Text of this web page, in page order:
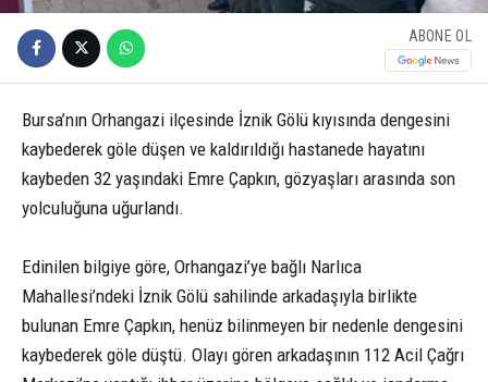
ABONE OL
Bursa’nın Orhangazi ilçesinde İznik Gölü kıyısında dengesini
kaybederek göle düşen ve kaldırıldığı hastanede hayatını
kaybeden 32 yaşındaki Emre Çapkın, gözyaşları arasında son
yolculuğuna uğurlandı.
Edinilen bilgiye göre, Orhangazi’ye bağlı Narlıca
Mahallesi’ndeki İznik Gölü sahilinde arkadaşıyla birlikte
bulunan Emre Çapkın, henüz bilinmeyen bir nedenle dengesini
kaybederek göle düştü. Olayı gören arkadaşının 112 Acil Çağrı